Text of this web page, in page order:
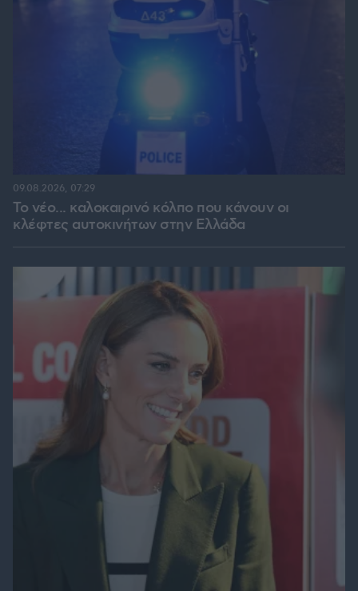
Το νέο... καλοκαιρινό κόλπο που κάνουν οι
κλέφτες αυτοκινήτων στην Ελλάδα
09.08.2026, 07:29